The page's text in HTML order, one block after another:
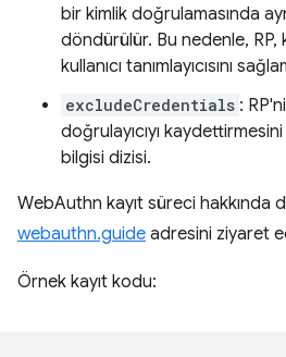
bir kimlik doğrulamasında
döndürülür. Bu nedenle,
kullanıcı tanımlayıcısını
excludeCredentials :
doğrulayıcıyı
bilgisi dizisi.
WebAuthn kayıt süreci hakkında
webauthn.guide adresini ziyaret
Örnek kayıt kodu: